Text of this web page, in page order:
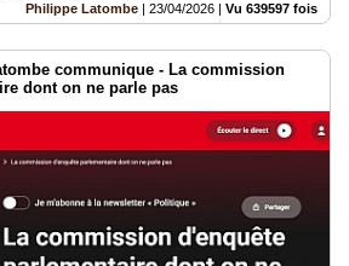
Philippe Latombe | 23/04/2026 | Vu 639597 fois
communique - La commission
dont on ne parle pas